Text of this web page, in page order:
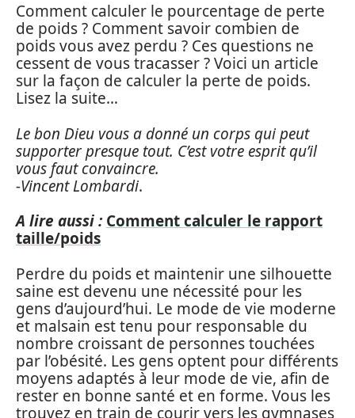
Comment calculer le pourcentage de perte
de poids ? Comment savoir combien de
poids vous avez perdu ? Ces questions ne
cessent de vous tracasser ? Voici un article
sur la façon de calculer la perte de poids.
Lisez la suite…
Le bon Dieu vous a donné un corps qui peut
supporter presque tout. C’est votre esprit qu’il
vous faut convaincre.
-Vincent Lombardi.
A lire aussi : Comment calculer le rapport
taille/poids
Perdre du poids et maintenir une silhouette
saine est devenu une nécessité pour les
gens d’aujourd’hui. Le mode de vie moderne
et malsain est tenu pour responsable du
nombre croissant de personnes touchées
par l’obésité. Les gens optent pour différents
moyens adaptés à leur mode de vie, afin de
rester en bonne santé et en forme. Vous les
trouvez en train de courir vers les gymnases